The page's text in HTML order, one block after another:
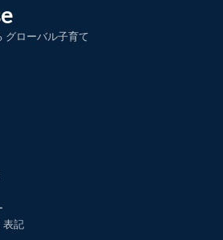
グローバル子育て
表記